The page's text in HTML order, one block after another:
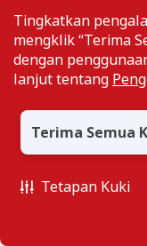
Tingkatkan
mengklik “Terima
dengan
lanjut tentang
Terima Semua
Tetapan Kuki